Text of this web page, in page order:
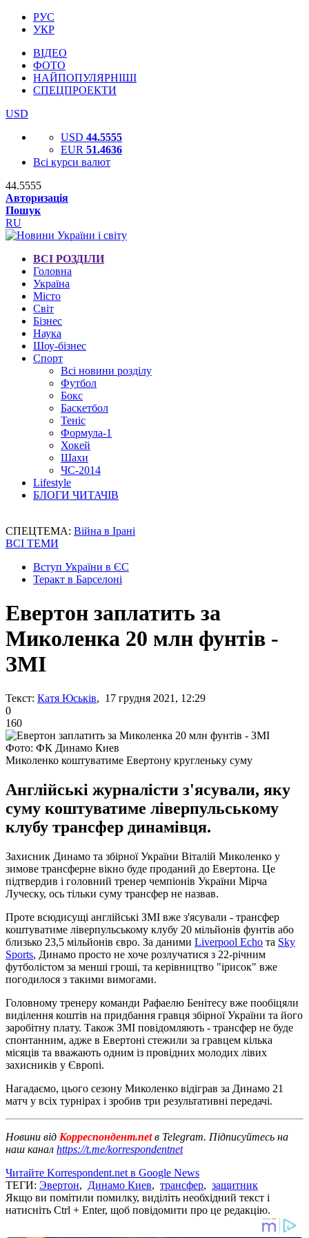
РУС
УКР
ВІДЕО
ФОТО
НАЙПОПУЛЯРНІШІ
СПЕЦПРОЕКТИ
USD
USD 44.5555
EUR 51.4636
Всі курси валют
44.5555
Авторизація
Пошук
RU
ВСІ РОЗДІЛИ
Головна
Україна
Місто
Світ
Бізнес
Наука
Шоу-бізнес
Спорт
Всі новини розділу
Футбол
Бокс
Баскетбол
Теніс
Формула-1
Хокей
Шахи
ЧС-2014
Lifestyle
БЛОГИ ЧИТАЧІВ
СПЕЦТЕМА: Війна в Ірані
ВСІ ТЕМИ
Вступ України в ЄС
Теракт в Барселоні
Евертон заплатить за
Миколенка 20 млн фунтів -
ЗМІ
Текст: Катя Юськів, 17 грудня 2021, 12:29
0
160
Фото: ФК Динамо Киев
Миколенко коштуватиме Евертону кругленьку суму
Англійські журналісти з'ясували, яку
суму коштуватиме ліверпульському
клубу трансфер динамівця.
Захисник Динамо та збірної України Віталій Миколенко у
зимове трансферне вікно буде проданий до Евертона. Це
підтвердив і головний тренер чемпіонів України Мірча
Луческу, ось тільки суму трансфер не назвав.
Проте всюдисущі англійські ЗМІ вже з'ясували - трансфер
коштуватиме ліверпульському клубу 20 мільйонів фунтів або
близько 23,5 мільйонів євро. За даними Liverpool Echo та Sky
Sports, Динамо просто не хоче розлучатися з 22-річним
футболістом за менші гроші, та керівництво "ірисок" вже
погодилося з такими вимогами.
Головному тренеру команди Рафаелю Бенітесу вже пообіцяли
виділення коштів на придбання гравця збірної України та його
заробітну плату. Також ЗМІ повідомляють - трансфер не буде
спонтанним, адже в Евертоні стежили за гравцем кілька
місяців та вважають одним із провідних молодих лівих
захисників у Європі.
Нагадаємо, цього сезону Миколенко відіграв за Динамо 21
матч у всіх турнірах і зробив три результативні передачі.
Новини від Корреспондент.netв Telegram. Підписуйтесь на
наш канал https://t.me/korrespondentnet
Читайте Korrespondent.net в Google News
ТЕГИ: Эвертон, Динамо Киев, трансфер, защитник
Якщо ви помітили помилку, виділіть необхідний текст і
натисніть Ctrl + Enter, щоб повідомити про це редакцію.